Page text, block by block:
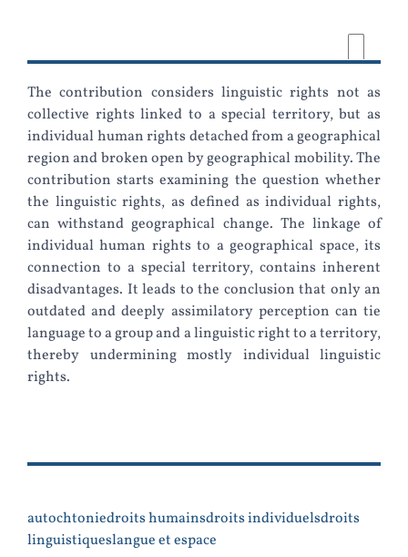
The contribution considers linguistic rights not as
collective rights linked to a special territory, but as
individual human rights detached from a geographical
region and broken open by geographical mobility. The
contribution starts examining the question whether
the linguistic rights, as defined as individual rights,
can withstand geographical change. The linkage of
individual human rights to a geographical space, its
connection to a special territory, contains inherent
disadvantages. It leads to the conclusion that only an
outdated and deeply assimilatory perception can tie
language to a group and a linguistic right to a territory,
thereby undermining mostly individual linguistic
rights.
autochtoniedroits humainsdroits individuelsdroits
linguistiqueslangue et espace